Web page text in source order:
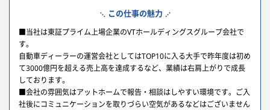
この仕事の魅力
■当社は東証プライム上場企業のVTホールディングスグループ会社で
す。
自動車ディーラーの運営会社としてはTOP10に入る大手で昨年度は初め
て3000億円を超える売上高を達成するなど、業績は右肩上がりで成長
しております。
■会社の雰囲気はアットホームで報告・相談はしやすい環境です。ご入
社後にコミュニケーションを取りづらい空気があるなどはございません